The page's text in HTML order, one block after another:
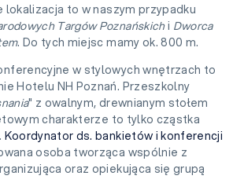
lokalizacja to w naszym przypadku
Targów Poznańskichi Dworca
. Do tych miejsc mamy ok. 800 m.
w stylowych wnętrzach to
Hotelu NH Poznań. Przeszkolny
" z owalnym, drewnianym stołem
charakterze to tylko cząstka
Koordynator ds. bankietów i konferencji
osoba tworząca wspólnie z
oraz opiekująca się grupą